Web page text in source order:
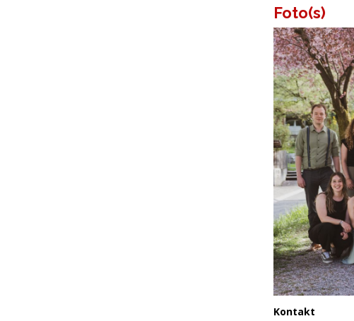
Foto(s)
Chorbild
Kontakt